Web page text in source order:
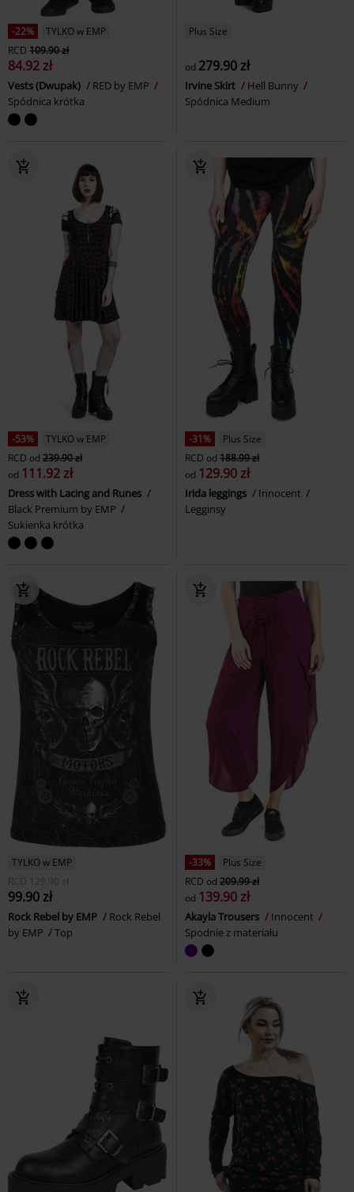
-22%
TYLKO w EMP
RCD 109.90 zł
84.92 zł
Vests (Dwupak)
RED by EMP
Spódnica krótka
Plus Size
od 279.90 zł
Irvine Skirt
Hell Bunny
Spódnica Medium
-53%
TYLKO w EMP
RCD od 239.90 zł
od 111.92 zł
Dress with Lacing and Runes
Black Premium by EMP
Sukienka krótka
-31%
Plus Size
RCD od 188.99 zł
od 129.90 zł
Irida leggings
Innocent
Legginsy
TYLKO w EMP
RCD 129.90 zł
99.90 zł
Rock Rebel by EMP
Rock Rebel
by EMP
Top
-33%
Plus Size
RCD od 209.99 zł
od 139.90 zł
Akayla Trousers
Innocent
Spodnie z materiału